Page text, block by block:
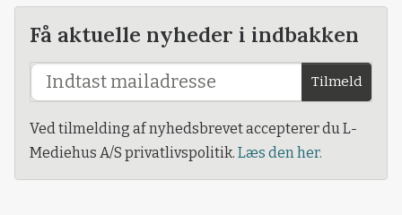
Få aktuelle nyheder i indbakken
Tilmeld
Ved tilmelding af nyhedsbrevet accepterer du L-
Mediehus A/S privatlivspolitik. Læs den her.